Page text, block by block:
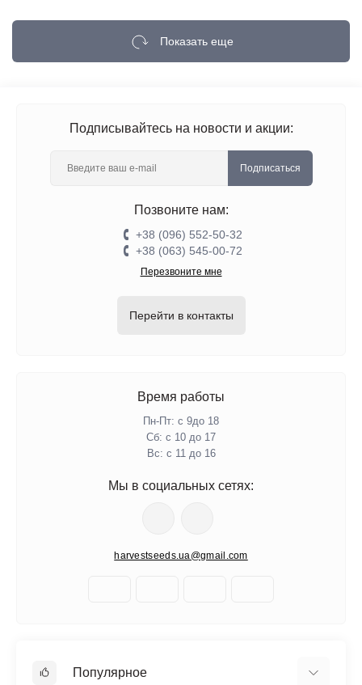
Показать еще
Подписывайтесь на новости и акции:
Подписаться
Позвоните нам:
+38 (096) 552-50-32
+38 (063) 545-00-72
Перезвоните мне
Перейти в контакты
Время работы
Пн-Пт: с 9до 18
Сб: с 10 до 17
Вс: с 11 до 16
Мы в социальных сетях:
harvestseeds.ua@gmail.com
Популярное